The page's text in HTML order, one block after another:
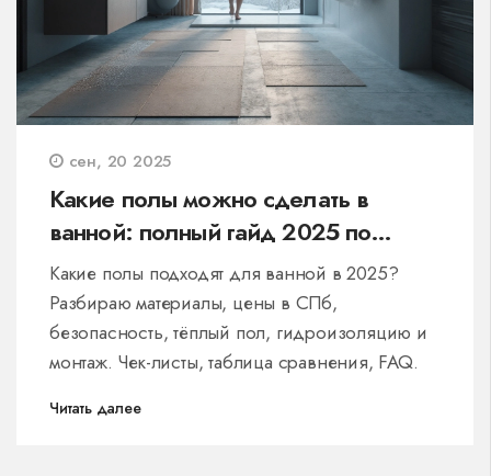
сен, 20 2025
Какие полы можно сделать в
ванной: полный гайд 2025 по
материалам, ценам и укладке
Какие полы подходят для ванной в 2025?
Разбираю материалы, цены в СПб,
безопасность, тёплый пол, гидроизоляцию и
монтаж. Чек-листы, таблица сравнения, FAQ.
Читать далее